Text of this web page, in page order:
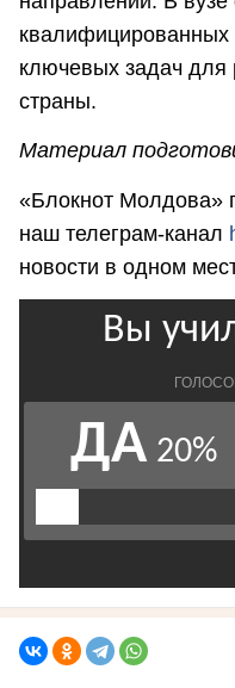
квалифицированных
ключевых задач для
страны.
Материал
«Блокнот Молдова»
наш телеграм-канал
новости в одном